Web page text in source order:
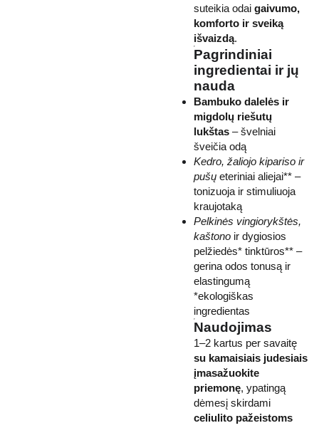
suteikia odai gaivumo,
komforto ir sveiką
išvaizdą.
Pagrindiniai
ingredientai ir jų
nauda
Bambuko dalelės ir
migdolų riešutų
lukštas – švelniai
šveičia odą
Kedro, žaliojo kipariso ir
pušų eteriniai aliejai** –
tonizuoja ir stimuliuoja
kraujotaką
Pelkinės vingiorykštės,
kaštono ir dygiosios
pelžiedės* tinktūros** –
gerina odos tonusą ir
elastingumą
*ekologiškas
ingredientas
Naudojimas
1–2 kartus per savaitę
su kamaisiais judesiais
įmasažuokite
priemonę, ypatingą
dėmesį skirdami
celiulito pažeistoms